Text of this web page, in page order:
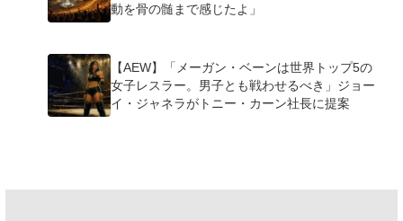
動を骨の髄まで感じたよ」
【AEW】「メーガン・ベーンは世界トップ5の
女子レスラー。男子とも戦わせるべき」ジョー
イ・ジャネラがトニー・カーン社長に提案